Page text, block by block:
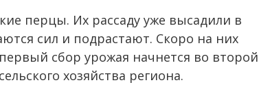
перцы. Их рассаду уже высадили в
сил и подрастают. Скоро на них
сбор урожая начнется во второй
хозяйства региона.